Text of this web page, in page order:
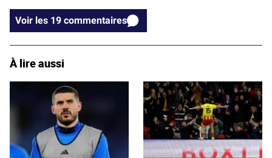
Voir les 19 commentaires
À lire aussi